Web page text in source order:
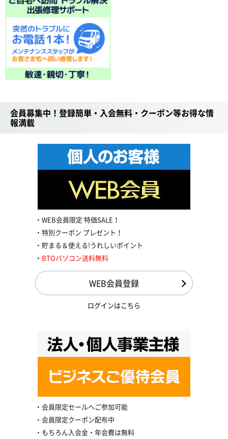
会員募集中！登録簡単・入会無料・クーポン等お得な情
報満載
WEB会員限定 特価SALE！
特別クーポン プレゼント！
貯まる＆使える!うれしいポイント
BTOパソコン送料無料
WEB会員登録
ログインはこちら
会員限定セールへご参加可能
会員限定クーポン配布中
もちろん入会金・年会費は無料